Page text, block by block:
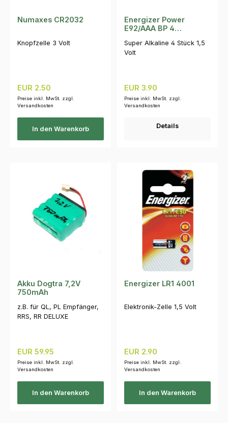
Numaxes CR2032
Knopfzelle 3 Volt
Regulärer Preis:
EUR 2.50
Preise inkl. MwSt. zzgl.
Versandkosten
In den Warenkorb
Energizer Power
E92/AAA BP 4
Super Alkaline 4 Stück 1,5
Volt
Regulärer Preis:
EUR 3.90
Preise inkl. MwSt. zzgl.
Versandkosten
Details
Akku Dogtra 7,2V
750mAh
z.B. für QL, PL Empfänger,
RRS, RR DELUXE
Regulärer Preis:
EUR 59.95
Preise inkl. MwSt. zzgl.
Versandkosten
In den Warenkorb
Energizer LR1 4001
Elektronik-Zelle 1,5 Volt
Regulärer Preis:
EUR 2.90
Preise inkl. MwSt. zzgl.
Versandkosten
In den Warenkorb